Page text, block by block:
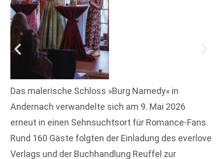
Das malerische Schloss »Burg Namedy« in
Andernach verwandelte sich am 9. Mai 2026
erneut in einen Sehnsuchtsort für Romance-Fans.
Rund 160 Gäste folgten der Einladung des everlove
Verlags und der Buchhandlung Reuffel zur